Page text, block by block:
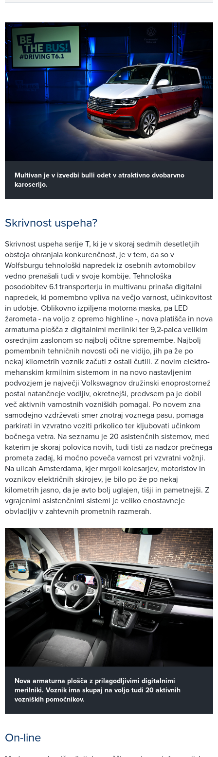
Multivan je v izvedbi bulli odet v atraktivno dvobarvno
karoserijo.
Skrivnost uspeha?
Skrivnost uspeha serije T, ki je v skoraj sedmih desetletjih
obstoja ohranjala konkurenčnost, je v tem, da so v
Wolfsburgu tehnološki napredek iz osebnih avtomobilov
vedno prenašali tudi v svoje kombije. Tehnološka
posodobitev 6.1 transporterju in multivanu prinaša digitalni
napredek, ki pomembno vpliva na večjo varnost, učinkovitost
in udobje. Oblikovno izpiljena motorna maska, pa LED
žarometa - na voljo z opremo highline -, nova platišča in nova
armaturna plošča z digitalnimi merilniki ter 9,2-palca velikim
osrednjim zaslonom so najbolj očitne spremembe. Najbolj
pomembnih tehničnih novosti oči ne vidijo, jih pa že po
nekaj kilometrih voznik začuti z ostali čutili. Z novim elektro-
mehanskim krmilnim sistemom in na novo nastavljenim
podvozjem je največji Volkswagnov družinski enoprostornež
postal natančneje vodljiv, okretnejši, predvsem pa je dobil
več aktivnih varnostnih vozniških pomagal. Po novem zna
samodejno vzdrževati smer znotraj voznega pasu, pomaga
parkirati in vzvratno voziti prikolico ter kljubovati učinkom
bočnega vetra. Na seznamu je 20 asistenčnih sistemov, med
katerim je skoraj polovica novih, tudi tisti za nadzor prečnega
prometa zadaj, ki močno poveča varnost pri vzvratni vožnji.
Na ulicah Amsterdama, kjer mrgoli kolesarjev, motoristov in
voznikov električnih skirojev, je bilo po že po nekaj
kilometrih jasno, da je avto bolj uglajen, tišji in pametnejši. Z
vgrajenimi asistenčnimi sistemi je veliko enostavneje
obvladljiv v zahtevnih prometnih razmerah.
Nova armaturna plošča z prilagodljivimi digitalnimi
merilniki. Voznik ima skupaj na voljo tudi 20 aktivnih
vozniških pomočnikov.
On-line